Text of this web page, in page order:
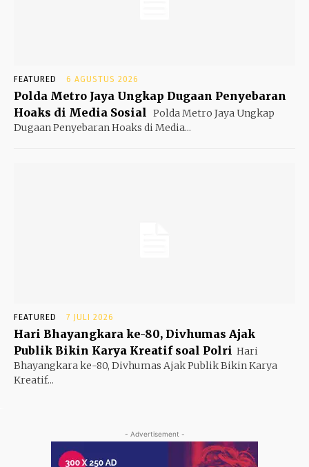
FEATURED 6 AGUSTUS 2026
Polda Metro Jaya Ungkap Dugaan Penyebaran
Hoaks di Media Sosial
Polda Metro Jaya Ungkap
Dugaan Penyebaran Hoaks di Media...
FEATURED 7 JULI 2026
Hari Bhayangkara ke-80, Divhumas Ajak
Publik Bikin Karya Kreatif soal Polri Hari
Bhayangkara ke-80, Divhumas Ajak Publik Bikin Karya
Kreatif...
- Advertisement -